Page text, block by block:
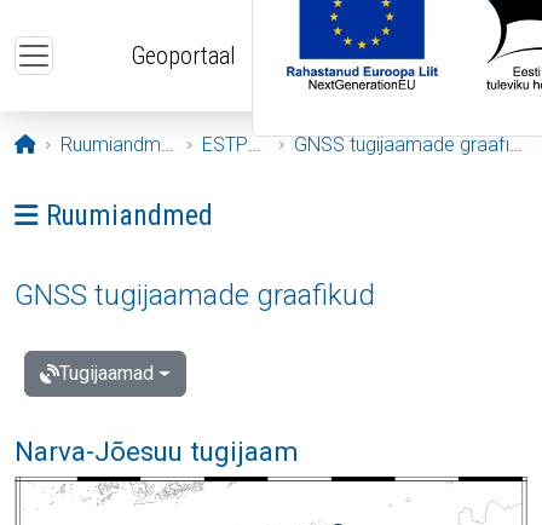
Geoportaal
Avaleht
Ruumiandmed ESTPOS GNSS tugijaamade graafikud
Ava menüü: Ruumiandmed
Ruumiandmed
GNSS tugijaamade graafikud
Tugijaamad
Narva-Jõesuu tugijaam